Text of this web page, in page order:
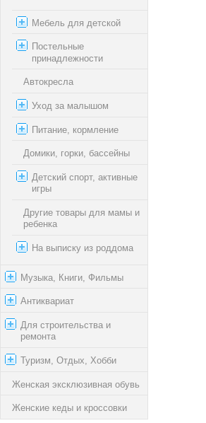
Мебель для детской
Постельные
принадлежности
Автокресла
Уход за малышом
Питание, кормление
Домики, горки, бассейны
Детский спорт, активные
игры
Другие товары для мамы и
ребенка
На выписку из роддома
Музыка, Книги, Фильмы
Антиквариат
Для строительства и
ремонта
Туризм, Отдых, Хобби
Женская эксклюзивная обувь
Женские кеды и кроссовки